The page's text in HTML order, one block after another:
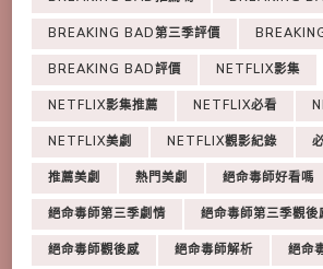
BREAKING BAD第三季評價
BREAKING BAD評價 NETFLIX影集
NETFLIX影集推薦 NETFLIX必看
NETFLIX美劇 NETFLIX觀影紀錄
推薦美劇 熱門美劇 絕命毒師好看嗎
絕命毒師第三季劇情 絕命毒師第三季觀後
絕命毒師觀後感 絕命毒師解析 絕命